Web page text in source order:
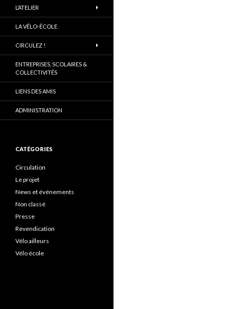
L’ATELIER
LA VÉLO-ÉCOLE
CIRCULEZ !
ENTREPRISES, SCOLAIRES &
COLLECTIVITÉS
LIENS DES AMIS
ADMINISTRATION
CATÉGORIES
Circulation
Le projet
News et événements
Non classé
Presse
Revendication
Vélo ailleurs
Vélo école